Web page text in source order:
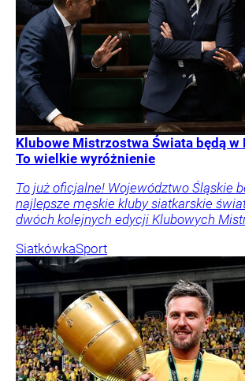
Klubowe Mistrzostwa Świata będą w
To wielkie wyróżnienie
To już oficjalne! Województwo Śląskie
najlepsze męskie kluby siatkarskie
dwóch kolejnych edycji Klubowych
SiatkówkaSport